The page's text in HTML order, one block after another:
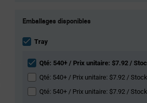
Variant
section
Emballages disponibles
Tray
Qté: 540+ / Prix unitaire: $7.92 /
Qté: 540+ / Prix unitaire: $7.92 /
Qté: 540+ / Prix unitaire: $7.92 /